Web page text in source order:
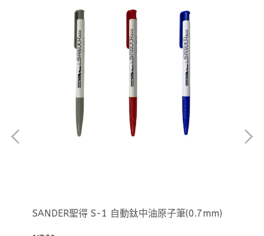
SANDER聖得 S-1 自動鈦中油原子筆(0.7mm)